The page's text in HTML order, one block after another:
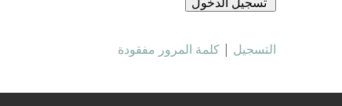
التسجيل | كلمة المرور مفقودة